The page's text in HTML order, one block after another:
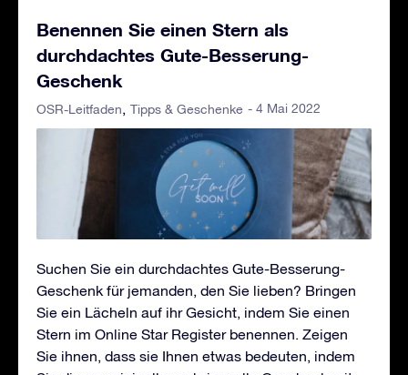
Benennen Sie einen Stern als
durchdachtes Gute-Besserung-
Geschenk
OSR-Leitfaden Tipps & Geschenke - 4 Mai 2022
Suchen Sie ein durchdachtes Gute-Besserung-
Geschenk für jemanden, den Sie lieben? Bringen
Sie ein Lächeln auf ihr Gesicht, indem Sie einen
Stern im Online Star Register benennen. Zeigen
Sie ihnen, dass sie Ihnen etwas bedeuten, indem